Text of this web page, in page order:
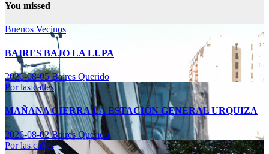
You missed
Buenos Vecinos
BAIRES BAJO LA LUPA
2026-08-05Baires Querido
Por las calles
MAÑANA CIERRA LA ESTACIÓN GENERAL URQUIZA
2026-08-02Baires Querido
Por las calles